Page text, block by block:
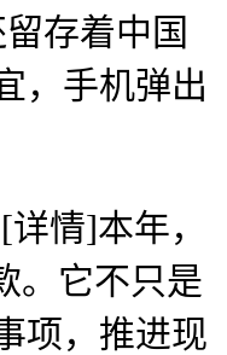
存着中国
，手机弹出
情]本年，
。它不只是
项，推进现